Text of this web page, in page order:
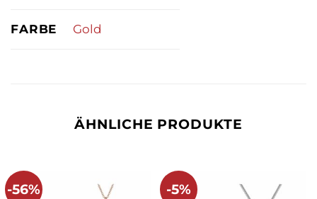
FARBE Gold
ÄHNLICHE PRODUKTE
-56% -5%